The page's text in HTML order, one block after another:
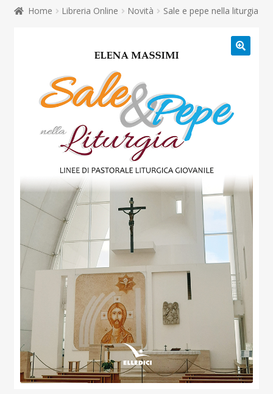
Espandi
menu
child
Espandi
il
Home Libreria Online Novità Sale e pepe nella liturgia